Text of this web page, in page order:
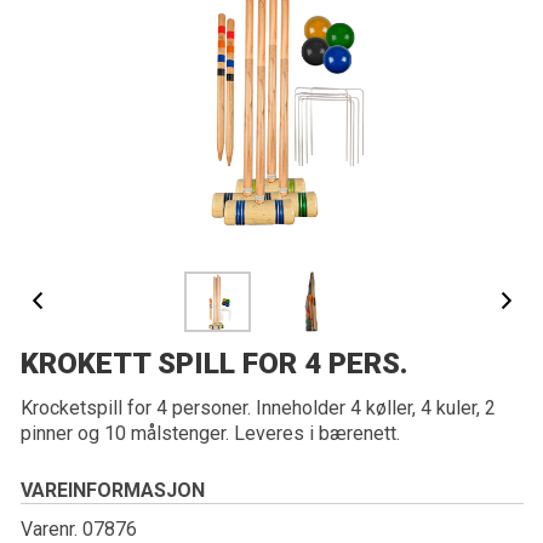
KROKETT SPILL FOR 4 PERS.
Krocketspill for 4 personer. Inneholder 4 køller, 4 kuler, 2
pinner og 10 målstenger. Leveres i bærenett.
VAREINFORMASJON
Varenr. 07876